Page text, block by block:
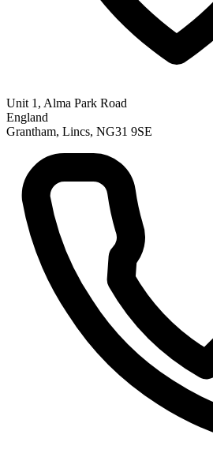
Unit 1, Alma Park Road
England
Grantham, Lincs, NG31 9SE